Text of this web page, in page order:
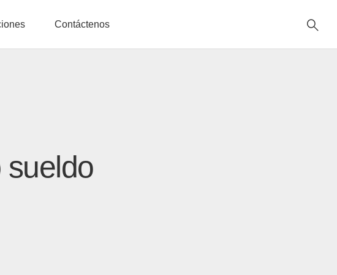
Contáctenos
sueldo